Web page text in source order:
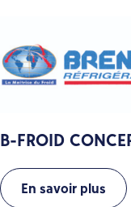
B-FROID
En savoir plus